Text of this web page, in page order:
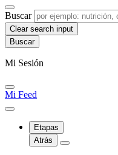
Buscar
Clear search input
Mi Sesión
Mi Feed
Etapas
Atrás